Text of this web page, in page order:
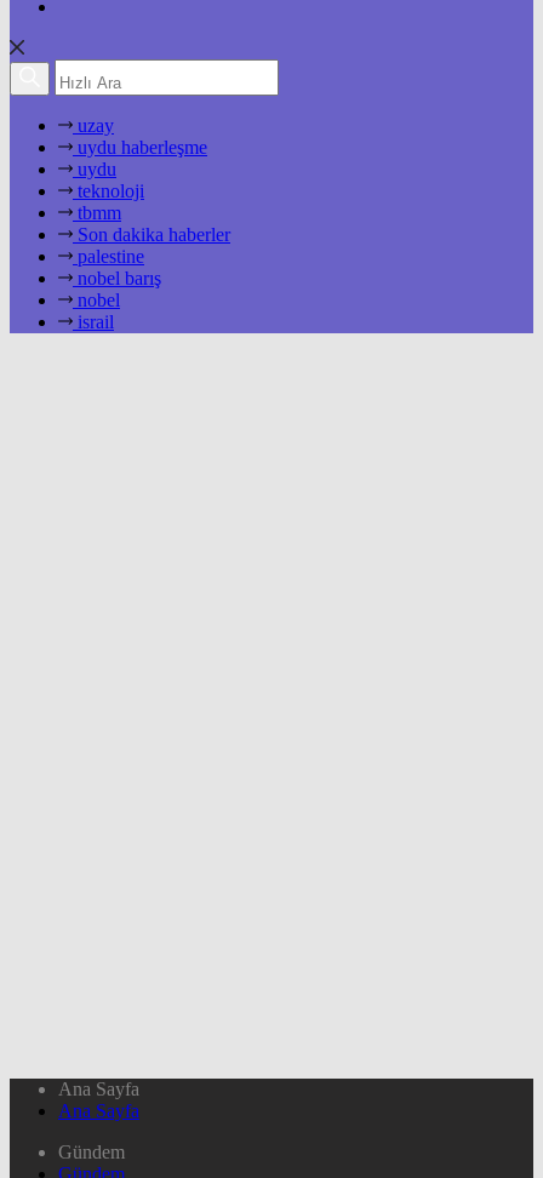
uzay
uydu haberleşme
uydu
teknoloji
tbmm
Son dakika haberler
palestine
nobel barış
nobel
israil
Ana Sayfa
Ana Sayfa
Gündem
Gündem